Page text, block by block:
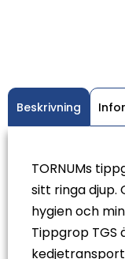
Beskrivning
TORNUMs
sitt ringa djup.
hygien och
Tippgrop TGS